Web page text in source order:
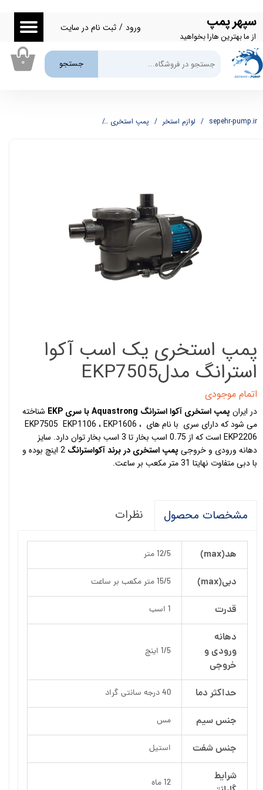
سپهر پمپ
از ما بهترین هارا بخواهید
جستجو
ورود / ثبت نام در سایت
حساب کاربری من
تغییر گذر واژه
سفارشات
۰
sepehr-pump.ir لوازم استخر پمپ استخری
پمپ استخری یک اسب آکوا
استرانگ مدلEKP7505
اتمام موجودی
در ایران پمپ استخری آکوا استرانگ Aquastrong با سری EKP
شناخته
می شود که دارای سری با نام های EKP7505 EKP1106 ، EKP1606 ،
EKP2206 است که از 0.75 اسب بخار تا 3 اسب بخار توان دارد. سایز
دهانه ورودی و خروجی پمپ استخری در برند آکواسترانگ
2 اینچ بوده و
با دبی متفاوت نهایتا 31 متر مکعب بر ساعت.
مشخصات محصول نظرات
هد(max) 12/5 متر
دبی(max) 15/5 متر مکعب بر ساعت
قدرت 1 اسب
دهانه
ورودی و
خروجی
1/5 اینچ
حداکثر دما 40 درجه سانتی گراد
جنس سیم مس
جنس شفت استیل
شرایط
12 ماه